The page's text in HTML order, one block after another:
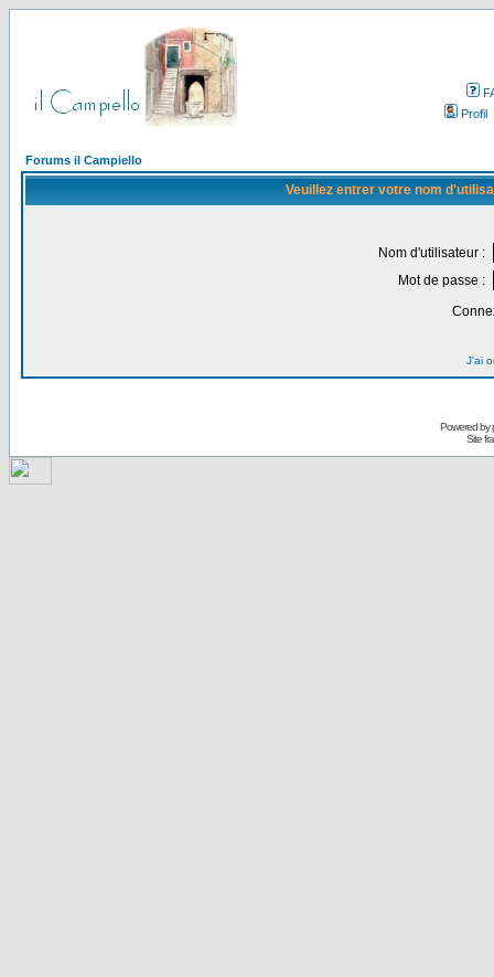
Profil
Forums il Campiello
Veuillez entrer votre nom
Nom d'utilisateur :
Mot de passe :
J'ai
Powered by
Site